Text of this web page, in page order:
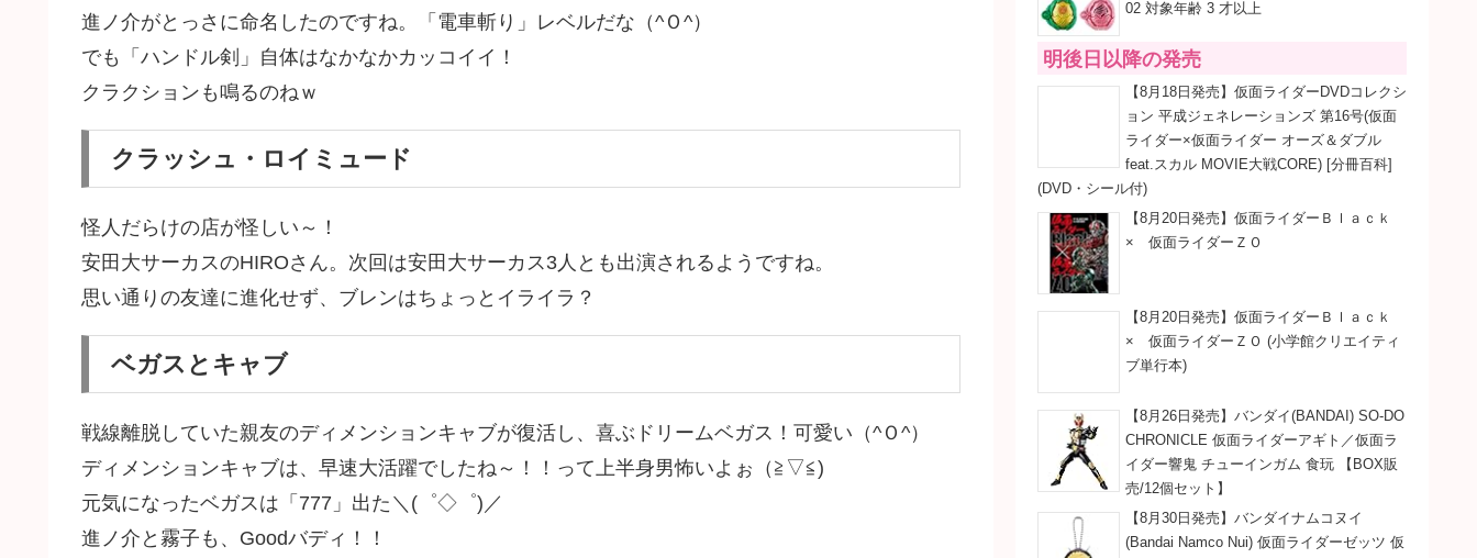
進ノ介がとっさに命名したのですね。「電車斬り」レベルだな（^Ｏ^）
でも「ハンドル剣」自体はなかなかカッコイイ！
クラクションも鳴るのねｗ
クラッシュ・ロイミュード
怪人だらけの店が怪しい～！
安田大サーカスのHIROさん。次回は安田大サーカス3人とも出演されるようですね。
思い通りの友達に進化せず、ブレンはちょっとイライラ？
ベガスとキャブ
戦線離脱していた親友のディメンションキャブが復活し、喜ぶドリームベガス！可愛い（^Ｏ^）
ディメンションキャブは、早速大活躍でしたね～！！って上半身男怖いよぉ（≧▽≦)
元気になったベガスは「777」出た＼(゜◇゜)／
進ノ介と霧子も、Goodバディ！！
02 対象年齢 3 才以上
明後日以降の発売
【8月18日発売】仮面ライダーDVDコレクシ
ョン 平成ジェネレーションズ 第16号(仮面
ライダー×仮面ライダー オーズ＆ダブル
feat.スカル MOVIE大戦CORE) [分冊百科]
(DVD・シール付)
【8月20日発売】仮面ライダーＢｌａｃｋ
× 仮面ライダーＺＯ
【8月20日発売】仮面ライダーＢｌａｃｋ
× 仮面ライダーＺＯ (小学館クリエイティ
ブ単行本)
【8月26日発売】バンダイ(BANDAI) SO-DO
CHRONICLE 仮面ライダーアギト／仮面ラ
イダー響鬼 チューインガム 食玩 【BOX販
売/12個セット】
【8月30日発売】バンダイナムコヌイ
(Bandai Namco Nui) 仮面ライダーゼッツ 仮